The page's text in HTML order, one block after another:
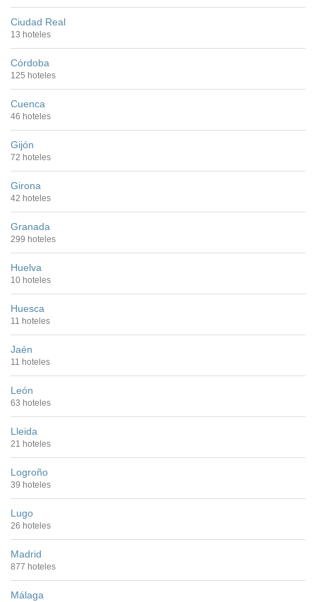
Ciudad Real
13 hoteles
Córdoba
125 hoteles
Cuenca
46 hoteles
Gijón
72 hoteles
Girona
42 hoteles
Granada
299 hoteles
Huelva
10 hoteles
Huesca
11 hoteles
Jaén
11 hoteles
León
63 hoteles
Lleida
21 hoteles
Logroño
39 hoteles
Lugo
26 hoteles
Madrid
877 hoteles
Málaga